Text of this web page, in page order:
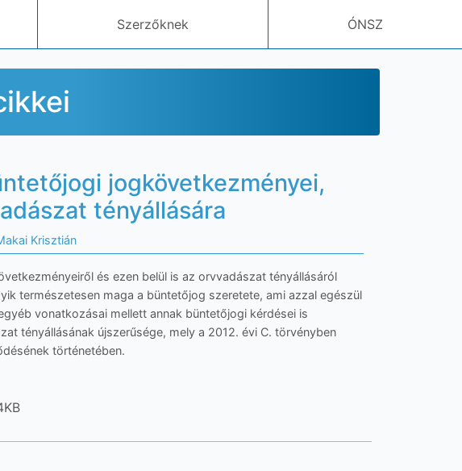
Szerzőknek ÓNSZ
jogkövetkezményei,
tényállására
Krisztián
és ezen belül is az orvvadászat tényállásáról
természetesen maga a büntetőjog szeretete, ami azzal egészül
vonatkozásai mellett annak büntetőjogi kérdései is
tényállásának újszerűsége, mely a 2012. évi C. törvényben
történetében.